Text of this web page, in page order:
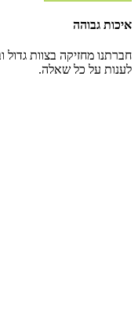
איכות גבוהה
חברתנו מחזיקה בצוות גדול
לענות על כל שאלה.